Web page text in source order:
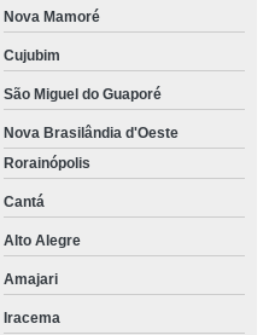
Nova Mamoré
Cujubim
São Miguel do Guaporé
Nova Brasilândia d'Oeste
Rorainópolis
Cantá
Alto Alegre
Amajari
Iracema